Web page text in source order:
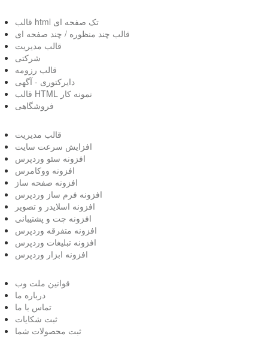
قالب html تک صفحه ای
قالب چند منظوره / چند صفحه ای
قالب مدیریت
شرکتی
قالب رزومه
دایرکتوری - آگهی
قالب HTML نمونه کار
فروشگاهی
قالب مدیریت
افزایش سرعت سایت
افزونه سئو وردپرس
افزونه ووکامرس
افزونه صفحه ساز
افزونه فرم ساز وردپرس
افزونه اسلایدر و تصویر
افزونه چت و پشتیبانی
افزونه متفرقه وردپرس
افزونه تبلیغات وردپرس
افزونه ابزار وردپرس
قوانین ملت وب
درباره ما
تماس با ما
ثبت شکایات
ثبت محصولات شما